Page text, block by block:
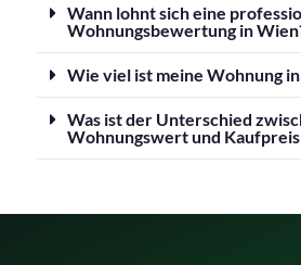
Wann lohnt sich eine
Wohnungsbewertung in
Wie viel ist meine Wohnung
Was ist der Unterschied
Wohnungswert und